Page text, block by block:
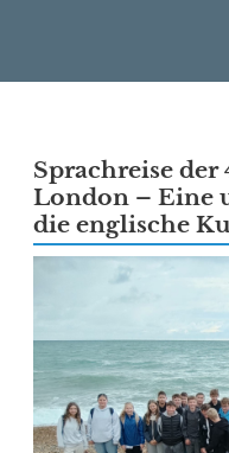
Sprachreise der
London – Eine
die englische